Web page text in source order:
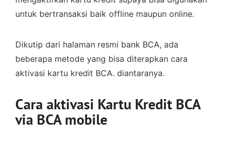
untuk bertransaksi baik offline maupun online.
Dikutip dari halaman resmi bank BCA, ada
beberapa metode yang bisa diterapkan cara
aktivasi kartu kredit BCA. diantaranya.
Cara aktivasi Kartu Kredit BCA
via BCA mobile